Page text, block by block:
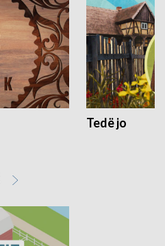
Tedë jo